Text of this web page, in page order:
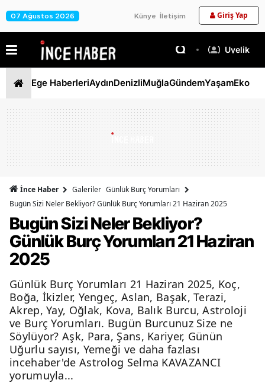
07 Ağustos 2026 Künye İletişim Giriş Yap
Üyelik
Ege HaberleriAydınDenizliMuğlaGündemYaşam
İnce Haber Galeriler Günlük Burç Yorumları
Bugün Sizi Neler Bekliyor? Günlük Burç Yorumları 21 Haziran 2025
Bugün Sizi Neler Bekliyor?
Günlük Burç Yorumları 21 Haziran
2025
Günlük Burç Yorumları 21 Haziran 2025, Koç,
Boğa, İkizler, Yengeç, Aslan, Başak, Terazi,
Akrep, Yay, Oğlak, Kova, Balık Burcu, Astroloji
ve Burç Yorumları. Bugün Burcunuz Size ne
Söylüyor? Aşk, Para, Şans, Kariyer, Günün
Uğurlu sayısı, Yemeği ve daha fazlası
incehaber'de Astrolog Selma KAVAZANCI
yorumuyla...